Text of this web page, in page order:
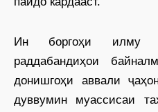
Ин боргоҳи илму
раддабандиҳои
донишгоҳи аввали
дуввумин муассисаи